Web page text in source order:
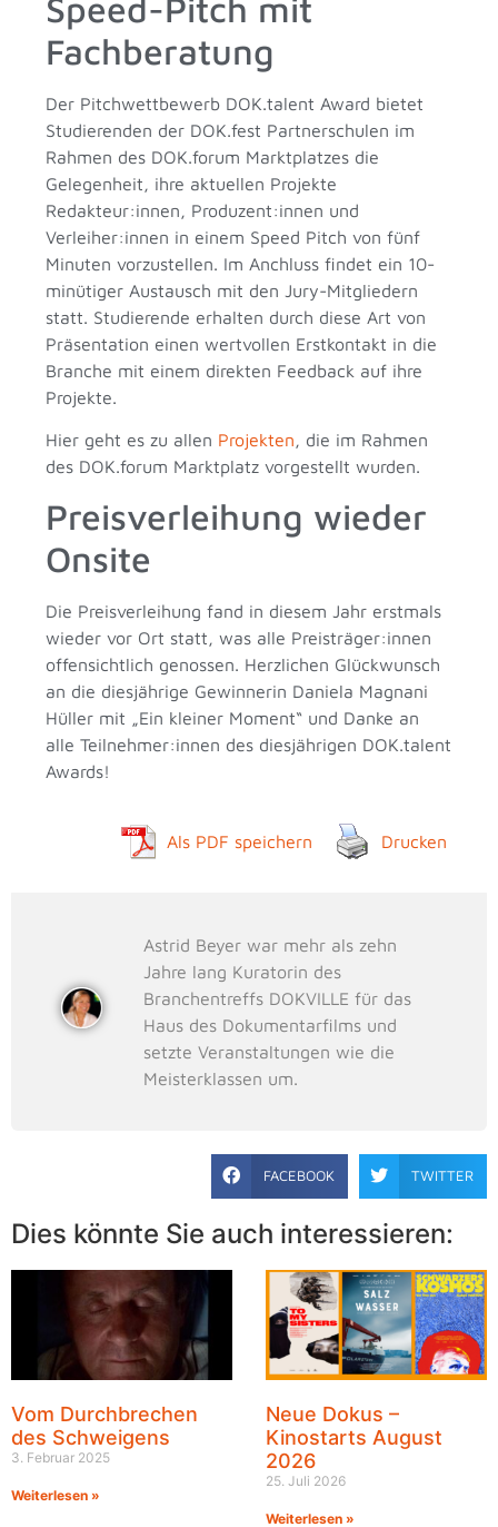
Fachberatung
Der Pitchwettbewerb DOK.talent Award bietet
Studierenden der DOK.fest Partnerschulen im
Rahmen des DOK.forum Marktplatzes die
Gelegenheit, ihre aktuellen Projekte
Redakteur:innen, Produzent:innen und
Verleiher:innen in einem Speed Pitch von fünf
Minuten vorzustellen. Im Anchluss findet ein 10-
minütiger Austausch mit den Jury-Mitgliedern
statt. Studierende erhalten durch diese Art von
Präsentation einen wertvollen Erstkontakt in die
Branche mit einem direkten Feedback auf ihre
Projekte.
Hier geht es zu allen Projekten, die im Rahmen
des DOK.forum Marktplatz vorgestellt wurden.
Preisverleihung wieder
Onsite
Die Preisverleihung fand in diesem Jahr erstmals
wieder vor Ort statt, was alle Preisträger:innen
offensichtlich genossen. Herzlichen Glückwunsch
an die diesjährige Gewinnerin Daniela Magnani
Hüller mit „Ein kleiner Moment“ und Danke an
alle Teilnehmer:innen des diesjährigen DOK.talent
Awards!
Als PDF speichern Drucken
Astrid Beyer war mehr als zehn
Jahre lang Kuratorin des
Branchentreffs DOKVILLE für das
Haus des Dokumentarfilms und
setzte Veranstaltungen wie die
Meisterklassen um.
FACEBOOK TWITTER
Dies könnte Sie auch interessieren:
Vom Durchbrechen
des Schweigens
3. Februar 2025
Weiterlesen »
Neue Dokus –
Kinostarts August
2026
25. Juli 2026
Weiterlesen »